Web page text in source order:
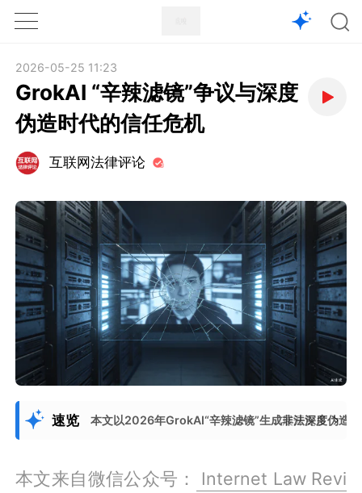
1X
2026-05-25 11:23
GrokAI “辛辣滤镜”争议与深度
伪造时代的信任危机
互联网法律评论
速览 本文以2026年GrokAI“辛辣滤镜”生成非法深度伪造
展开更多
本文来自微信公众号：
Internet Law Revi